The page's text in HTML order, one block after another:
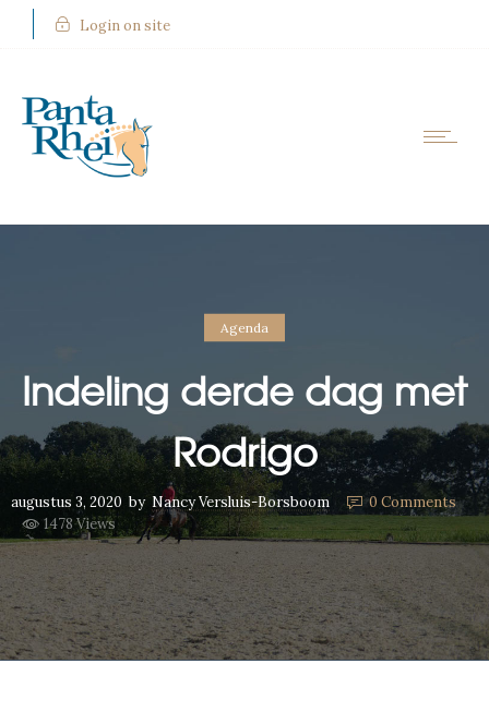
Login on site
Agenda
Indeling derde dag met
Rodrigo
augustus 3, 2020 by Nancy Versluis-Borsboom 0 Comments
1478 Views